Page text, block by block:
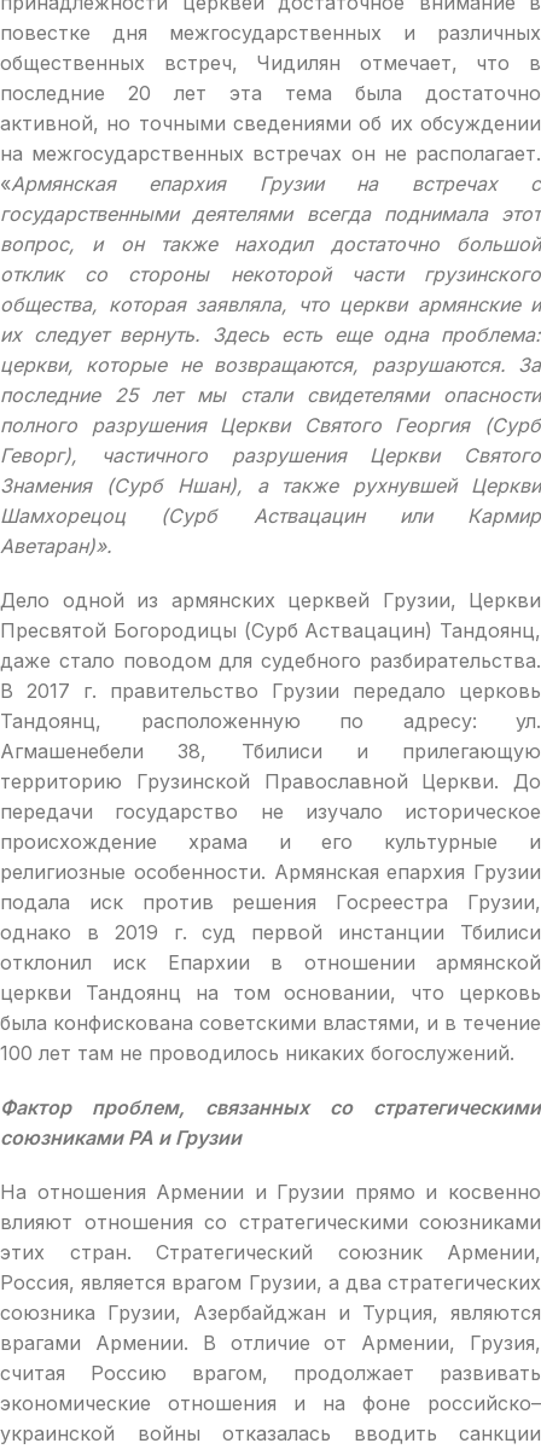
повестке дня межгосударственных и различных
общественных встреч, Чидилян отмечает, что в
последние 20 лет эта тема была достаточно
активной, но точными сведениями об их обсуждении
на межгосударственных встречах он не располагает.
«Армянская епархия Грузии на встречах с
государственными деятелями всегда поднимала этот
вопрос, и он также находил достаточно большой
отклик со стороны некоторой части грузинского
общества, которая заявляла, что церкви армянские и
их следует вернуть. Здесь есть еще одна проблема:
церкви, которые не возвращаются, разрушаются. За
последние 25 лет мы стали свидетелями опасности
полного разрушения Церкви Святого Георгия (Сурб
Геворг), частичного разрушения Церкви Святого
Знамения (Сурб Ншан), а также рухнувшей Церкви
Шамхорецоц (Сурб Аствацацин или Кармир
Аветаран)».
Дело одной из армянских церквей Грузии, Церкви
Пресвятой Богородицы (Сурб Аствацацин) Тандоянц,
даже стало поводом для судебного разбирательства.
В 2017 г. правительство Грузии передало церковь
Тандоянц, расположенную по адресу: ул.
Агмашенебели 38, Тбилиси и прилегающую
территорию Грузинской Православной Церкви. До
передачи государство не изучало историческое
происхождение храма и его культурные и
религиозные особенности. Армянская епархия Грузии
подала иск против решения Госреестра Грузии,
однако в 2019 г. суд первой инстанции Тбилиси
отклонил иск Епархии в отношении армянской
церкви Тандоянц на том основании, что церковь
была конфискована советскими властями, и в течение
100 лет там не проводилось никаких богослужений.
Фактор проблем, связанных со стратегическими
союзниками РА и Грузии
На отношения Армении и Грузии прямо и косвенно
влияют отношения со стратегическими союзниками
этих стран. Стратегический союзник Армении,
Россия, является врагом Грузии, а два стратегических
союзника Грузии, Азербайджан и Турция, являются
врагами Армении. В отличие от Армении, Грузия,
считая Россию врагом, продолжает развивать
экономические отношения и на фоне российско–
украинской войны отказалась вводить санкции